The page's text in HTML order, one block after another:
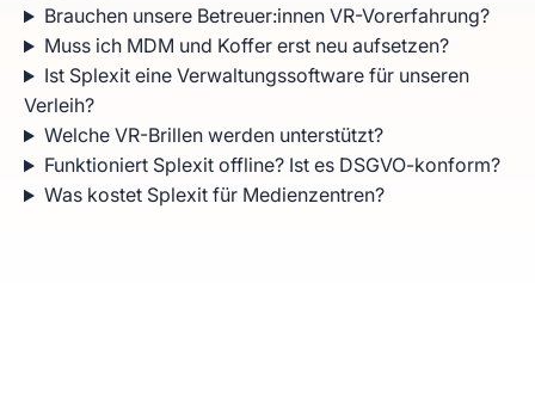
Brauchen unsere Betreuer:innen VR-Vorerfahrung?
Muss ich MDM und Koffer erst neu aufsetzen?
Ist Splexit eine Verwaltungssoftware für unseren
Verleih?
Welche VR-Brillen werden unterstützt?
Funktioniert Splexit offline? Ist es DSGVO-konform?
Was kostet Splexit für Medienzentren?